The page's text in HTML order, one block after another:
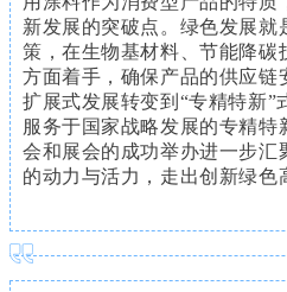
新发展的突破点。绿色发展就
策，在生物基材料、节能降碳
方面着手，确保产品的供应链
扩展式发展转变到“专精特新”
服务于国家战略发展的专精
会和展会的成功举办进一步汇
的动力与活力，走出创新绿色